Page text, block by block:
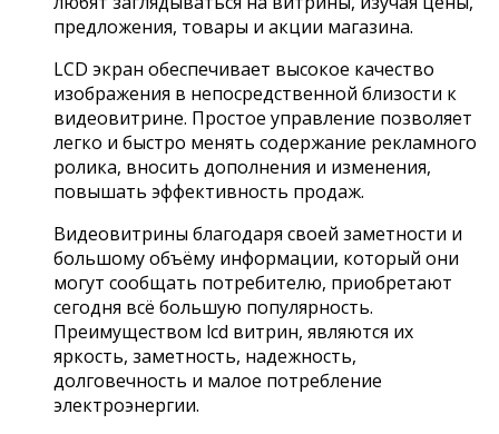
предложения, товары и акции магазина.
LCD экран обеспечивает высокое качество
изображения в непосредственной близости к
видеовитрине. Простое управление позволяет
легко и быстро менять содержание рекламного
ролика, вносить дополнения и изменения,
повышать эффективность продаж.
Видеовитрины благодаря своей заметности и
большому объёму информации, который они
могут сообщать потребителю, приобретают
сегодня всё большую популярность.
Преимуществом lcd витрин, являются их
яркость, заметность, надежность,
долговечность и малое потребление
электроэнергии.